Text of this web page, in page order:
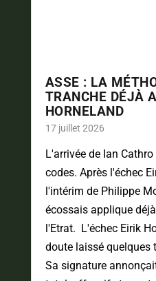
ASSE : LA
TRANCHE DÉJÀ
HORNELAND
17 juillet 2026
L'arrivée de Ian
codes. Après l'échec
l'intérim de Philippe
écossais applique
l'Etrat. L'échec Eirik
doute laissé quelques
Sa signature